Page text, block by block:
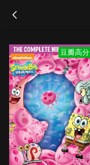
豆瓣高分